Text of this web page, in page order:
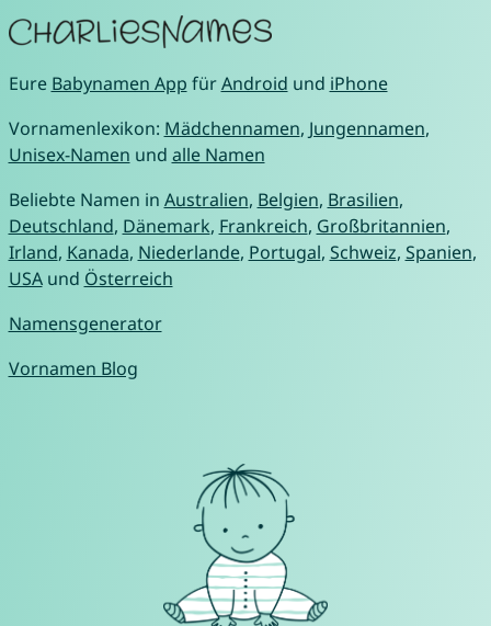
Eure Babynamen App fürAndroid und iPhone
Vornamenlexikon: Mädchennamen, Jungennamen,
Unisex-Namen und alle Namen
Beliebte Namen in Australien, Belgien, Brasilien,
Deutschland, Dänemark, Frankreich, Großbritannien,
Irland, Kanada, Niederlande, Portugal, Schweiz, Spanien,
USAund Österreich
Namensgenerator
Vornamen Blog